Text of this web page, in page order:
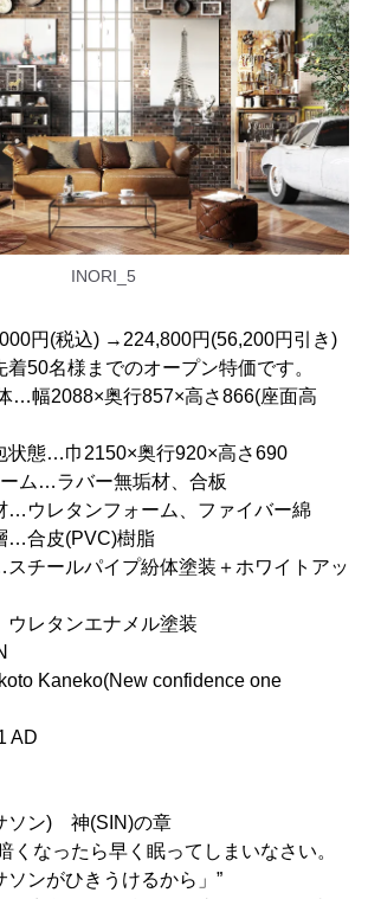
INORI_5
円(税込) →224,800円(56,200円引き)
までのオープン特価です。
…幅2088×奥行857×高さ866(座面高
2150×奥行920×高さ690
ーム…ラバー無垢材、合板
ンフォーム、ファイバー綿
(PVC)樹脂
イプ紛体塗装＋ホワイトアッ
ナメル塗装
Kaneko(New confidence one
AD
ソン) 神(SIN)の章
くなったら早く眠ってしまいなさい。
ソンがひきうけるから」”